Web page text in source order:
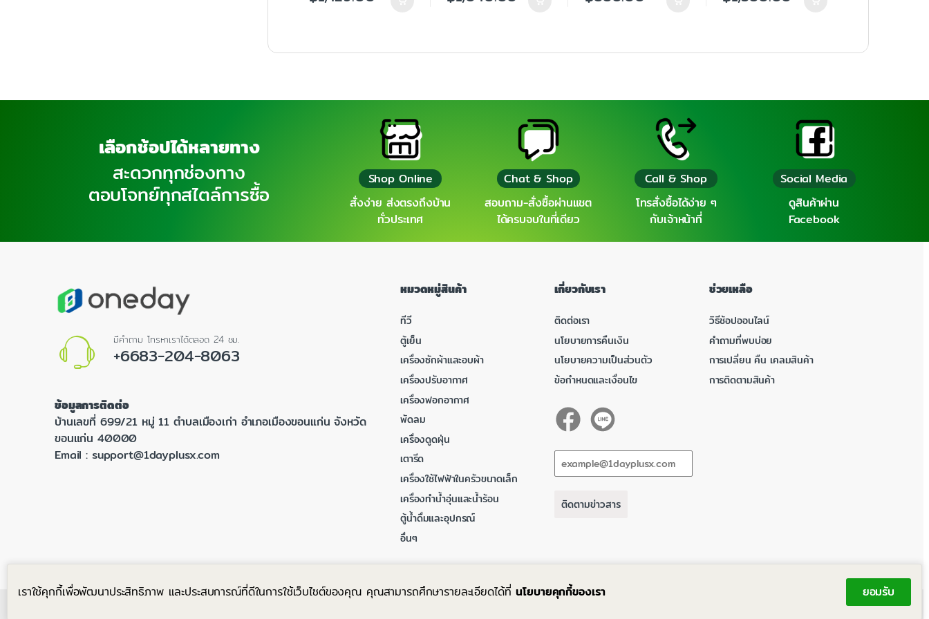
เลือกช้อปได้หลายทาง
สะดวกทุกช่องทาง
ตอบโจทย์ทุกสไตล์การซื้อ
Shop Online
สั่งง่าย ส่งตรงถึงบ้าน
ทั่วประเทศ
Chat & Shop
สอบถาม-สั่งซื้อผ่านแชต
ได้ครบจบในที่เดียว
Call & Shop
โทรสั่งซื้อได้ง่าย ๆ
กับเจ้าหน้าที่
Social Media
ดูสินค้าผ่าน
Facebook
มีคำถาม โทรหาเราได้ตลอด 24 ชม.
+6683-204-8063
ข้อมูลการติดต่อ
บ้านเลขที่ 699/21 หมู่ 11 ตำบลเมืองเก่า อำเภอเมืองขอนแก่น จังหวัด
ขอนแก่น 40000
Email : support@1dayplusx.com
หมวดหมู่สินค้า
ทีวี
ตู้เย็น
เครื่องซักผ้าและอบผ้า
เครื่องปรับอากาศ
เครื่องฟอกอากาศ
พัดลม
เครื่องดูดฝุ่น
เตารีด
เครื่องใช้ไฟฟ้าในครัวขนาดเล็ก
เครื่องทำน้ำอุ่นและน้ำร้อน
ตู้น้ำดื่มและอุปกรณ์
อื่นๆ
เกี่ยวกับเรา
ติดต่อเรา
นโยบายการคืนเงิน
นโยบายความเป็นส่วนตัว
ข้อกำหนดและเงื่อนไข
ติดตามข่าวสาร
ช่วยเหลือ
วิธีช้อปออนไลน์
คำถามที่พบบ่อย
การเปลี่ยน คืน เคลมสินค้า
การติดตามสินค้า
เราใช้คุกกี้เพื่อพัฒนาประสิทธิภาพ และประสบการณ์ที่ดีในการใช้เว็บไซต์ของคุณ คุณสามารถศึกษารายละเอียดได้ที่นโยบายคุกกี้ของเรา ยอมรับ